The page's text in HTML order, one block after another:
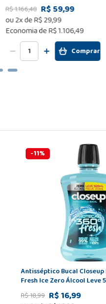
R$1.166,48 R$ 59,99
ou2x deR$29,99
Economia deR$ 1.106,49
Comprar
-11%
Antisséptico Bucal
Fresh Ice Zero Álcool Leve
350ml
R$18,99 R$ 16,99